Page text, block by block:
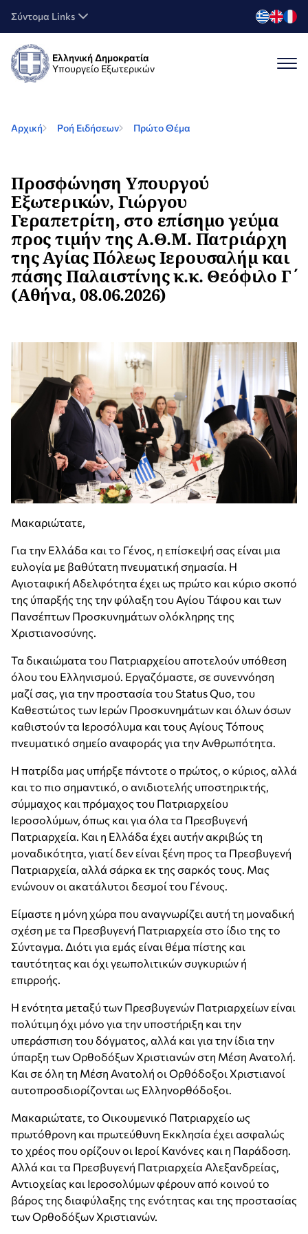
Σύντομα Links
Ελληνική Δημοκρατία
Υπουργείο Εξωτερικών
Αρχική Ροή Ειδήσεων Πρώτο Θέμα
Προσφώνηση Υπουργού
Εξωτερικών, Γιώργου
Γεραπετρίτη, στο επίσημο γεύμα
προς τιμήν της Α.Θ.Μ. Πατριάρχη
της Αγίας Πόλεως Ιερουσαλήμ και
πάσης Παλαιστίνης κ.κ. Θεόφιλο Γ΄
(Αθήνα, 08.06.2026)
Μακαριώτατε,
Για την Ελλάδα και το Γένος, η επίσκεψή σας είναι μια
ευλογία με βαθύτατη πνευματική σημασία. Η
Αγιοταφική Αδελφότητα έχει ως πρώτο και κύριο σκοπό
της ύπαρξής της την φύλαξη του Αγίου Τάφου και των
Πανσέπτων Προσκυνημάτων ολόκληρης της
Χριστιανοσύνης.
Τα δικαιώματα του Πατριαρχείου αποτελούν υπόθεση
όλου του Ελληνισμού. Εργαζόμαστε, σε συνεννόηση
μαζί σας, για την προστασία του Status Quo, του
Καθεστώτος των Ιερών Προσκυνημάτων και όλων όσων
καθιστούν τα Ιεροσόλυμα και τους Αγίους Τόπους
πνευματικό σημείο αναφοράς για την Ανθρωπότητα.
Η πατρίδα μας υπήρξε πάντοτε ο πρώτος, ο κύριος, αλλά
και το πιο σημαντικό, ο ανιδιοτελής υποστηρικτής,
σύμμαχος και πρόμαχος του Πατριαρχείου
Ιεροσολύμων, όπως και για όλα τα Πρεσβυγενή
Πατριαρχεία. Και η Ελλάδα έχει αυτήν ακριβώς τη
μοναδικότητα, γιατί δεν είναι ξένη προς τα Πρεσβυγενή
Πατριαρχεία, αλλά σάρκα εκ της σαρκός τους. Μας
ενώνουν οι ακατάλυτοι δεσμοί του Γένους.
Είμαστε η μόνη χώρα που αναγνωρίζει αυτή τη μοναδική
σχέση με τα Πρεσβυγενή Πατριαρχεία στο ίδιο της το
Σύνταγμα. Διότι για εμάς είναι θέμα πίστης και
ταυτότητας και όχι γεωπολιτικών συγκυριών ή
επιρροής.
Η ενότητα μεταξύ των Πρεσβυγενών Πατριαρχείων είναι
πολύτιμη όχι μόνο για την υποστήριξη και την
υπεράσπιση του δόγματος, αλλά και για την ίδια την
ύπαρξη των Ορθοδόξων Χριστιανών στη Μέση Ανατολή.
Και σε όλη τη Μέση Ανατολή οι Ορθόδοξοι Χριστιανοί
αυτοπροσδιορίζονται ως Ελληνορθόδοξοι.
Μακαριώτατε, το Οικουμενικό Πατριαρχείο ως
πρωτόθρονη και πρωτεύθυνη Εκκλησία έχει ασφαλώς
το χρέος που ορίζουν οι Ιεροί Κανόνες και η Παράδοση.
Αλλά και τα Πρεσβυγενή Πατριαρχεία Αλεξανδρείας,
Αντιοχείας και Ιεροσολύμων φέρουν από κοινού το
βάρος της διαφύλαξης της ενότητας και της προστασίας
των Ορθοδόξων Χριστιανών.